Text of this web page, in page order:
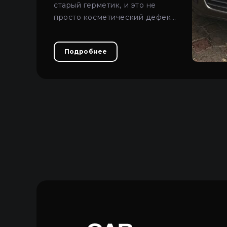
старый герметик, и это не
просто косметический дефект
световой поток и ухудшает
видимость дороги.
Подробнее